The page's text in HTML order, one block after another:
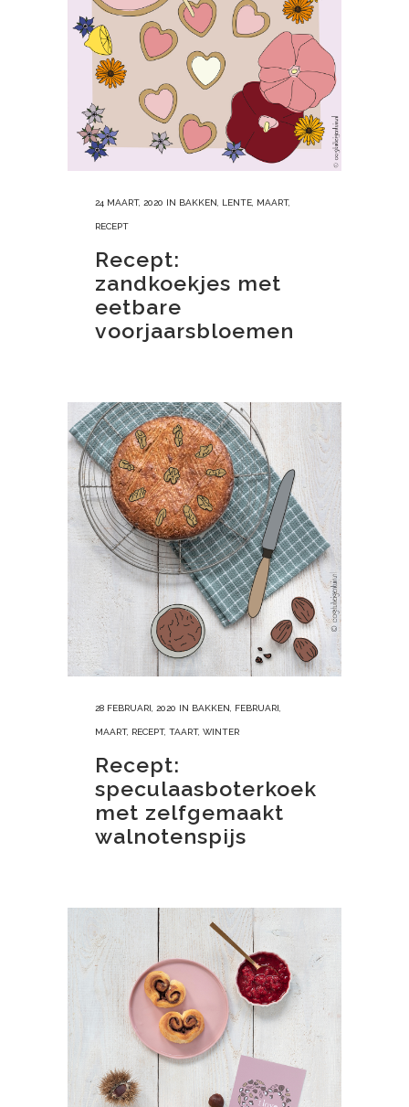
24 MAART, 2020 IN BAKKEN LENTE MAART,
RECEPT
Recept:
zandkoekjes met
eetbare
voorjaarsbloemen
28 FEBRUARI, 2020 IN BAKKEN FEBRUARI
MAART, RECEPT, TAART, WINTER
Recept:
speculaasboterkoek
met zelfgemaakt
walnotenspijs